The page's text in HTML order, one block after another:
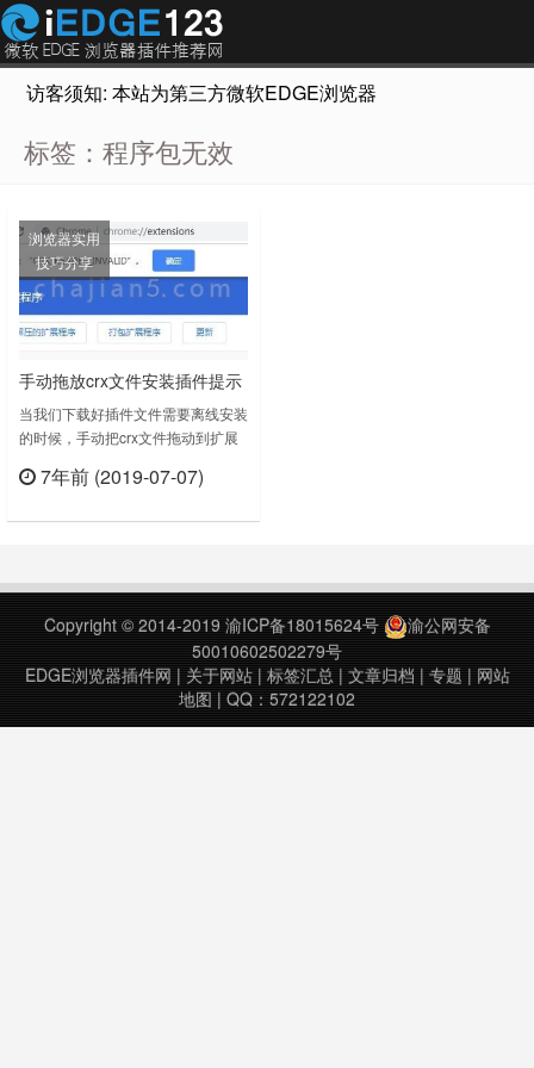
访客须知: 本站为第三方微软EDGE浏览器插件推荐网站，
标签：程序包无效
浏览器实用
技巧分享
手动拖放crx文件安装插件提示
程序包无
效:“CEX_HEADER_INVALID”的
解决办法
当我们下载好插件文件需要离线安装
的时候，手动把crx文件拖动到扩展
到程序包无
简单的解决，一劳永逸的解决后面拖
新方法《crx插件文件无法拖动到
Chrome进行安装的解决办法》两
步……
7年前 (2019-07-07)
Copyright © 2014-2019 渝ICP备18015624号
渝公网安备
50010602502279号
EDGE浏览器插件网 | 关于网站| 标签汇总| 文章归档 | 专题 | 网站
地图 | QQ：572122102